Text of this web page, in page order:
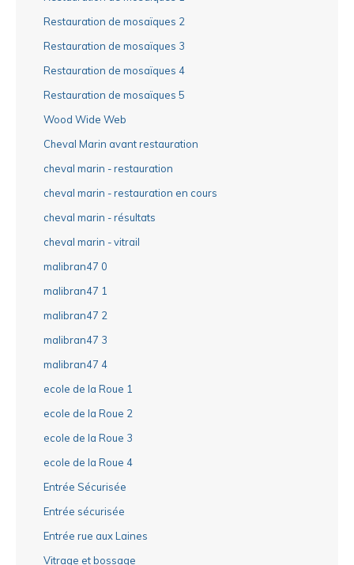
Restauration de mosaïques 2
Restauration de mosaïques 3
Restauration de mosaïques 4
Restauration de mosaïques 5
Wood Wide Web
Cheval Marin avant restauration
cheval marin - restauration
cheval marin - restauration en cours
cheval marin - résultats
cheval marin - vitrail
malibran47 0
malibran47 1
malibran47 2
malibran47 3
malibran47 4
ecole de la Roue 1
ecole de la Roue 2
ecole de la Roue 3
ecole de la Roue 4
Entrée Sécurisée
Entrée sécurisée
Entrée rue aux Laines
Vitrage et bossage